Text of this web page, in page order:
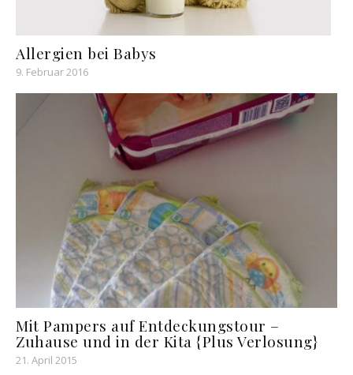
Allergien bei Babys
9. Februar 2016
Mit Pampers auf Entdeckungstour –
Zuhause und in der Kita {Plus Verlosung}
21. April 2015